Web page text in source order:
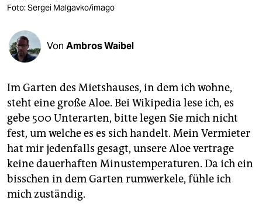
shop
fragen & hilfe
unterstützen
abo
genossenschaft
epaper login
Foto: Sergei Malgavko/imago
Von Ambros Waibel
Im Garten des Mietshauses, in dem ich wohne,
steht eine große Aloe. Bei Wikipedia lese ich, es
gebe 500 Unterarten, bitte legen Sie mich nicht
fest, um welche es es sich handelt. Mein Vermieter
hat mir jedenfalls gesagt, unsere Aloe vertrage
keine dauerhaften Minustemperaturen. Da ich ein
bisschen in dem Garten rumwerkele, fühle ich
mich zuständig.